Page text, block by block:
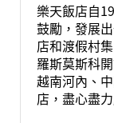
樂天飯店自
鼓勵，發展
店和渡假村
羅斯莫斯科
越南河內、
店，盡心盡